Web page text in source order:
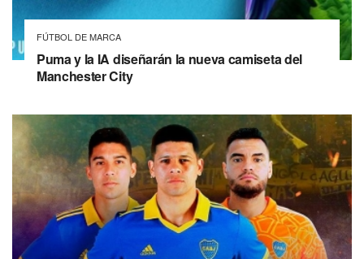
FÚTBOL DE MARCA
Puma y la IA diseñarán la nueva camiseta del
Manchester City